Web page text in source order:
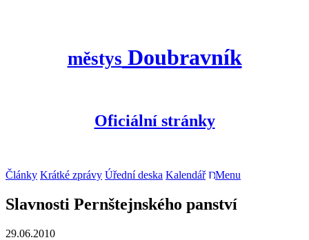
městys Doubravník
Oficiální stránky
Články Krátké zprávy Úřední deska Kalendář Menu
Slavnosti Pernštejnského panství
29.06.2010